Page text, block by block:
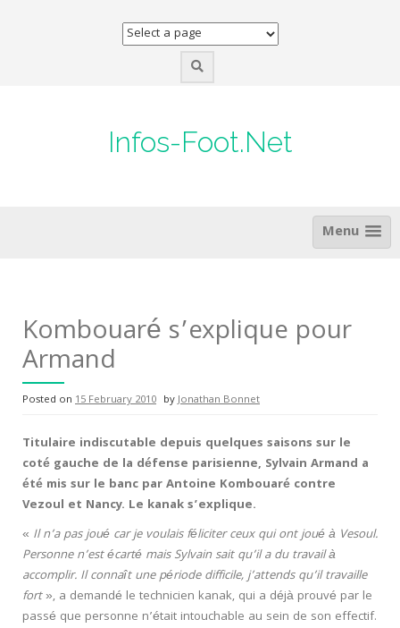
Infos-Foot.Net
Menu
Kombouaré s’explique pour
Armand
Posted on 15 February 2010 byJonathan Bonnet
Titulaire indiscutable depuis quelques saisons sur le
coté gauche de la défense parisienne, Sylvain Armand a
été mis sur le banc par Antoine Kombouaré contre
Vezoul et Nancy. Le kanak s’explique.
« Il n’a pas joué car je voulais féliciter ceux qui ont joué à Vesoul.
Personne n’est écarté mais Sylvain sait qu’il a du travail à
accomplir. Il connaît une période difficile, j’attends qu’il travaille
fort», a demandé le technicien kanak, qui a déjà prouvé par le
passé que personne n’était intouchable au sein de son effectif.